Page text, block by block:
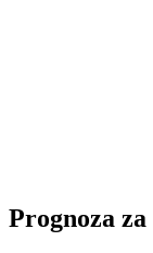
Prognoza za